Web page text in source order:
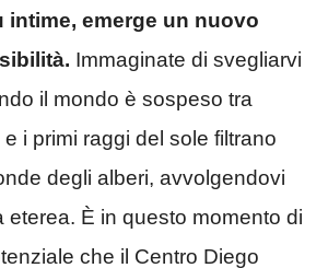
intime, emerge un nuovo
Immaginate di svegliarvi
il mondo è sospeso tra
i primi raggi del sole filtrano
degli alberi, avvolgendovi
eterea. È in questo momento di
che il Centro Diego